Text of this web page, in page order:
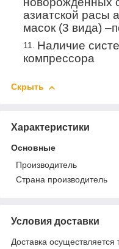
азиатской расы
масок (3 вида)
Наличие
компрессора
Скрыть
Характеристики
Основные
Производитель
Страна производитель
Условия доставки
Доставка осуществляется